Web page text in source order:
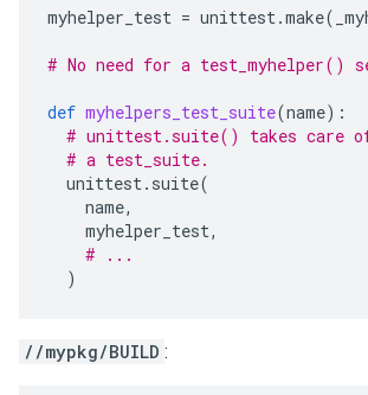
myhelper_test = unittest.make(
# No need for a test_myhelper()
def myhelpers_test_suite(name):
# unittest.suite() takes care
# a test_suite.
unittest. suite(
name,
myhelper_test,
# ...
)
//mypkg/BUILD :